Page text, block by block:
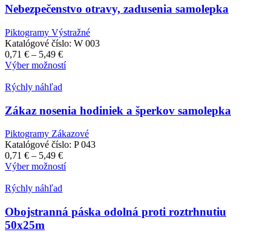
variantov.
Možnosti
si
môžete
vybrať
na
stránke
Nebezpečenstvo otravy, zadusenia samolepka
Piktogramy Výstražné
Katalógové číslo: W 003
0,71 € – 5,49 €Price
range:
Výber možnostíTento
variantov.
Možnosti
si
môžete
na
stránke
Rýchly náhľad
Zákaz nosenia hodiniek a šperkov samolepka
Piktogramy Zákazové
Katalógové číslo: P 043
0,71 € – 5,49 €Price
range:
Výber možnostíTento
variantov.
Možnosti
Rýchly náhľad
Obojstranná páska odolná proti roztrhnutiu
50x25m